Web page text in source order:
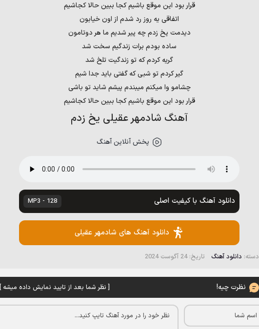
قرار بود این موقع باشیم کجا ببین حالا کجاشیم
اتفاقی یه روز رد شدم از اون خیابون
دیدمت یخ زدم چه پیر شدیم ما هر دوتامون
ساده بودم برات زندگیم سخت شد
گریه کردم که تو زندگیت تلخ شد
گیر کردم تو شبی که گفتی باید جدا شیم
چشامو وا میکنم میبندم پیشم شاید تو باشی
قرار بود این موقع باشیم کجا ببین حالا کجاشیم
آهنگ شادمهر عقیلی یخ زدم
پخش آنلاین آهنگ
دانلود آهنگ با کیفیت اصلی 128 - MP3
دانلود آهنگ های شادمهر عقیلی
دسته: دانلود آهنگ تاریخ: 24 آگوست 2024
نظرت چیه! [ نظر شما بعد از تایید نمایش داده میشه ]